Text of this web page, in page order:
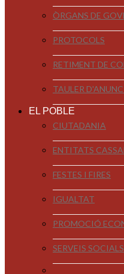
ÒRGANS DE
PROTOCOLS
RETIMENT DE
TAULER
EL POBLE
CIUTADANIA
ENTITATS
FESTES I FIRES
IGUALTAT
PROMOCIÓ
SERVEIS SOCIALS